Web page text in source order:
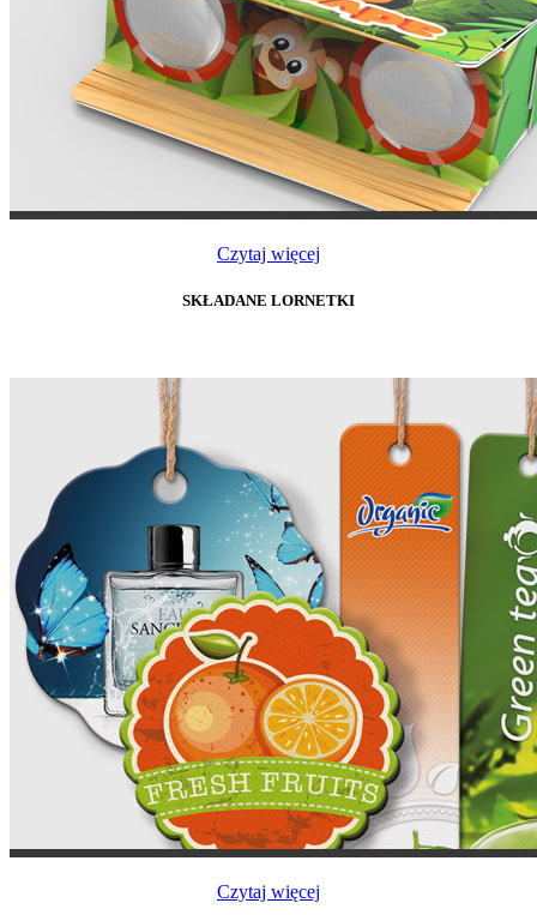
Czytaj więcej
SKŁADANE LORNETKI
Czytaj więcej